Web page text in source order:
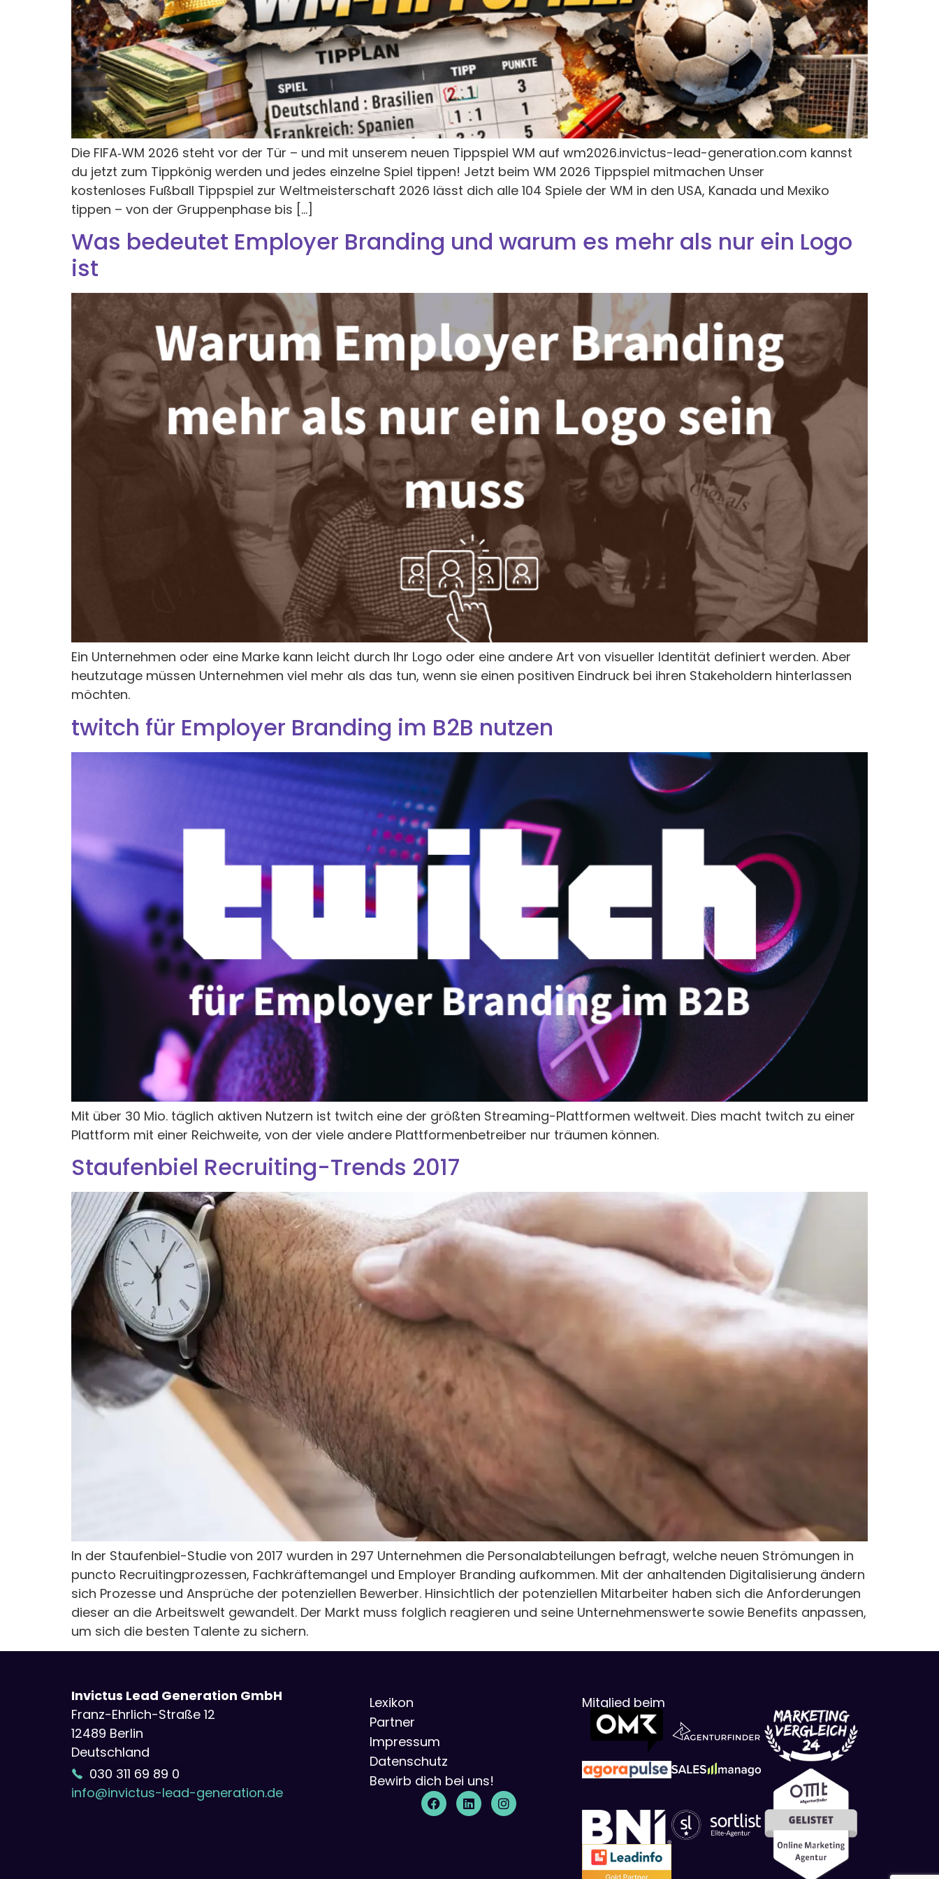
Die FIFA‑WM 2026 steht vor der Tür – und mit unserem neuen Tippspiel WM auf wm2026.invictus-lead-generation.com kannst
du jetzt zum Tippkönig werden und jedes einzelne Spiel tippen! Jetzt beim WM 2026 Tippspiel mitmachen Unser
kostenloses Fußball Tippspiel zur Weltmeisterschaft 2026 lässt dich alle 104 Spiele der WM in den USA, Kanada und Mexiko
tippen – von der Gruppenphase bis […]
Was bedeutet Employer Branding und warum es mehr als nur ein Logo
ist
Ein Unternehmen oder eine Marke kann leicht durch Ihr Logo oder eine andere Art von visueller Identität definiert werden. Aber
heutzutage müssen Unternehmen viel mehr als das tun, wenn sie einen positiven Eindruck bei ihren Stakeholdern hinterlassen
möchten.
twitch für Employer Branding im B2B nutzen
Mit über 30 Mio. täglich aktiven Nutzern ist twitch eine der größten Streaming-Plattformen weltweit. Dies macht twitch zu einer
Plattform mit einer Reichweite, von der viele andere Plattformenbetreiber nur träumen können.
Staufenbiel Recruiting-Trends 2017
In der Staufenbiel-Studie von 2017 wurden in 297 Unternehmen die Personalabteilungen befragt, welche neuen Strömungen in
puncto Recruitingprozessen, Fachkräftemangel und Employer Branding aufkommen. Mit der anhaltenden Digitalisierung ändern
sich Prozesse und Ansprüche der potenziellen Bewerber. Hinsichtlich der potenziellen Mitarbeiter haben sich die Anforderungen
dieser an die Arbeitswelt gewandelt. Der Markt muss folglich reagieren und seine Unternehmenswerte sowie Benefits anpassen,
um sich die besten Talente zu sichern.
Invictus Lead Generation GmbH
Franz-Ehrlich-Straße 12
12489 Berlin
Deutschland
030 311 69 89 0
info@invictus-lead-generation.de
Lexikon
Partner
Impressum
Datenschutz
Bewirb dich bei uns!
Mitglied beim